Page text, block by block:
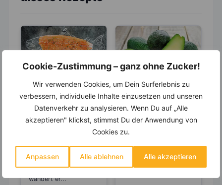
Cookie-Zustimmung – ganz ohne Zucker!
Wir verwenden Cookies, um Dein Surferlebnis zu
verbessern, individuelle Inhalte einzusetzen und unseren
Datenverkehr zu analysieren. Wenn Du auf „Alle
akzeptieren" klickst, stimmst Du der Anwendung von
Cookies zu.
Anpassen Alle ablehnen Alle akzeptieren
Atlantischer
Lachs – Eine
Der Atlantische Lachs
des Nordatlantiks. Je
nach Lebenszyklus
wandert er...
Avocado – Gehört
sie zu den Obst-
oder
Auch wenn es der
handelt es sich bei der
Avocado...